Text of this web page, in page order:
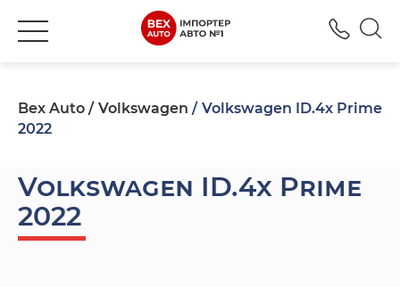
Bex Auto Volkswagen
Volkswagen ID.4x Prime
2022
Volkswagen ID.4x Prime
2022